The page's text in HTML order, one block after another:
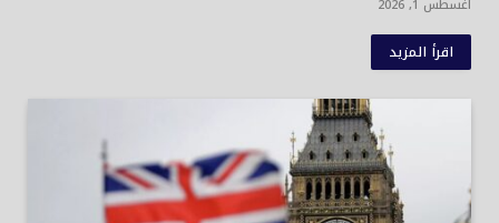
أغسطس 1, 2026
اقرأ المزيد